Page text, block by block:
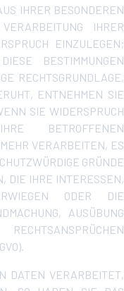
IHRER BESONDEREN
IHRER
EINZULEGEN;
BESTIMMUNGEN
RECHTSGRUNDLAGE,
ENTNEHMEN SIE
SIE WIDERSPRUCH
BETROFFENEN
VERARBEITEN, ES
GRÜNDE
DIE IHRE INTERESSEN,
ODER DIE
AUSÜBUNG
DATEN VERARBEITET,